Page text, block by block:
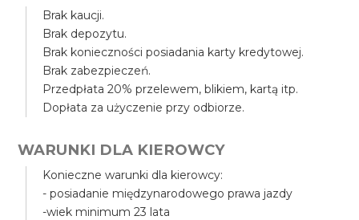
Brak kaucji.
Brak depozytu.
Brak konieczności posiadania karty kredytowej.
Brak zabezpieczeń.
Przedpłata 20% przelewem, blikiem, kartą itp.
Dopłata za użyczenie przy odbiorze.
WARUNKI DLA KIEROWCY
Konieczne warunki dla kierowcy:
- posiadanie międzynarodowego prawa jazdy
-wiek minimum 23 lata